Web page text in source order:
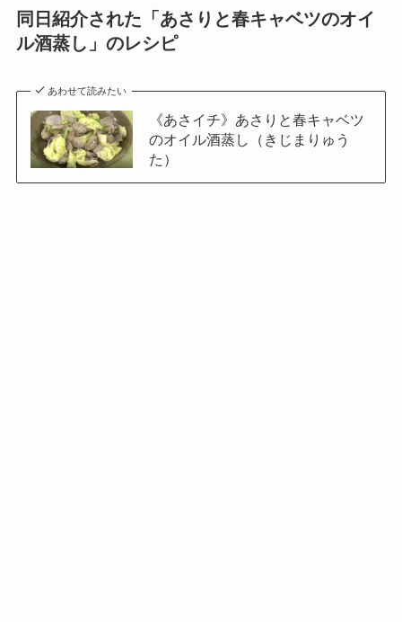
同日紹介された「あさりと春キャベツのオイ
ル酒蒸し」のレシピ
あわせて読みたい
《あさイチ》あさりと春キャベツ
のオイル酒蒸し（きじまりゅう
た）